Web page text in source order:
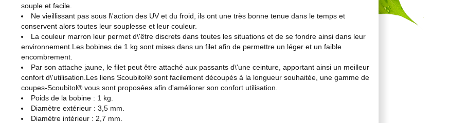
souple et facile.
Ne vieillissant pas sous l\'action des UV et du froid, ils ont une très bonne tenue dans le temps et
conservent alors toutes leur souplesse et leur couleur.
La couleur marron leur permet d\'être discrets dans toutes les situations et de se fondre ainsi dans leur
environnement.Les bobines de 1 kg sont mises dans un filet afin de permettre un léger et un faible
encombrement.
Par son attache jaune, le filet peut être attaché aux passants d\'une ceinture, apportant ainsi un meilleur
confort d\'utilisation.Les liens Scoubitol® sont facilement découpés à la longueur souhaitée, une gamme de
coupes-Scoubitol® vous sont proposées afin d'améliorer son confort utilisation.
Poids de la bobine : 1 kg.
Diamètre extérieur : 3,5 mm.
Diamètre intérieur : 2,7 mm.